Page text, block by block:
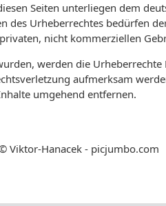
Seiten unterliegen dem
des Urheberrechtes bedürfen
nicht kommerziellen
werden die
aufmerksam
umgehend entfernen.
Viktor-Hanacek - picjumbo.com